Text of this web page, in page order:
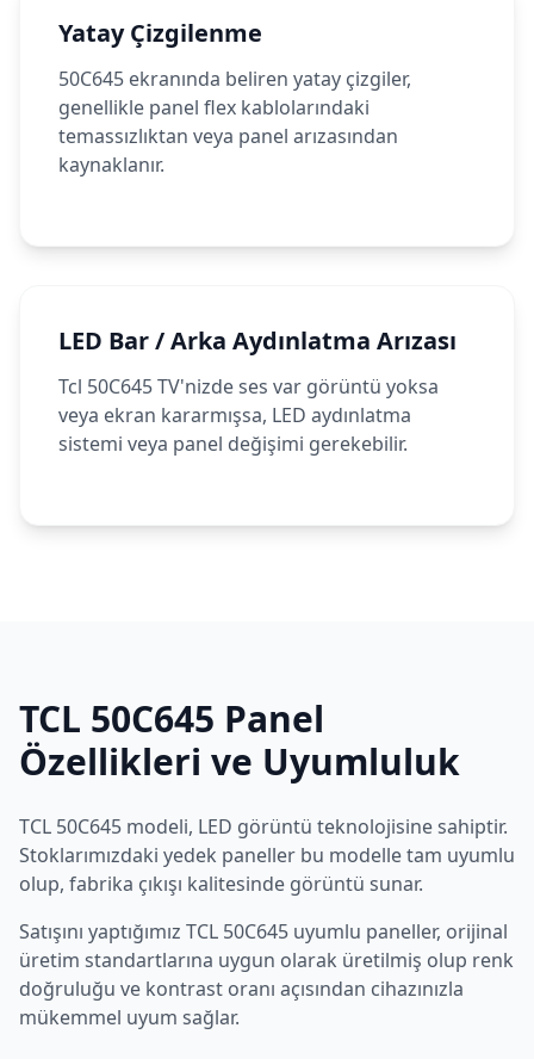
Yatay Çizgilenme
50C645 ekranında beliren yatay çizgiler,
genellikle panel flex kablolarındaki
temassızlıktan veya panel arızasından
kaynaklanır.
LED Bar / Arka Aydınlatma Arızası
Tcl 50C645 TV'nizde ses var görüntü yoksa
veya ekran kararmışsa, LED aydınlatma
sistemi veya panel değişimi gerekebilir.
TCL 50C645 Panel
Özellikleri ve Uyumluluk
TCL 50C645 modeli, LED görüntü teknolojisine sahiptir.
Stoklarımızdaki yedek paneller bu modelle tam uyumlu
olup, fabrika çıkışı kalitesinde görüntü sunar.
Satışını yaptığımız TCL 50C645 uyumlu paneller, orijinal
üretim standartlarına uygun olarak üretilmiş olup renk
doğruluğu ve kontrast oranı açısından cihazınızla
mükemmel uyum sağlar.